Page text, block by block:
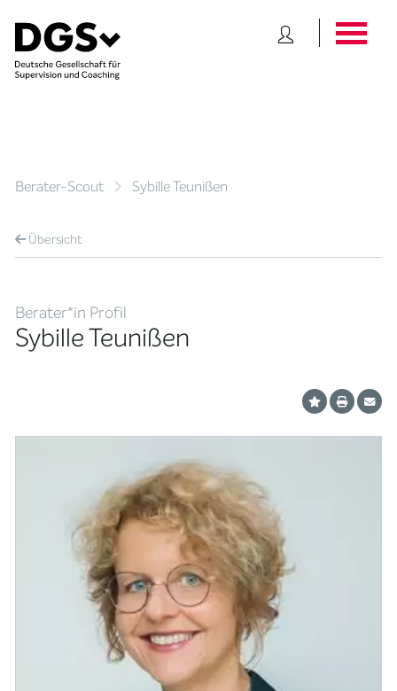
Berater-Scout Sybille Teunißen
Übersicht
Berater*in Profil
Sybille Teunißen